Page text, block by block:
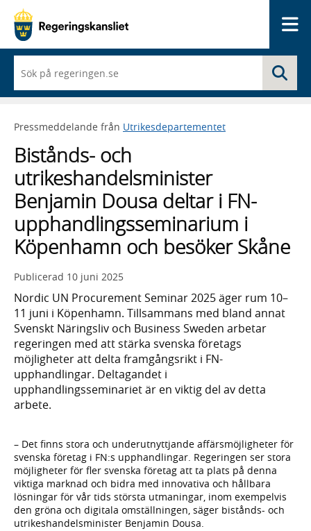
du
börjar
skriva
framträder
lista
med
sökförslag
Pressmeddelande från Utrikesdepartementet
Bistånds- och
utrikeshandelsminister
Benjamin Dousa deltar i FN-
upphandlingsseminarium i
Köpenhamn och besöker Skåne
Publicerad 10 juni 2025
Nordic UN Procurement Seminar 2025 äger rum 10–
11 juni i Köpenhamn. Tillsammans med bland annat
Svenskt Näringsliv och Business Sweden arbetar
regeringen med att stärka svenska företags
möjligheter att delta framgångsrikt i FN-
upphandlingar. Deltagandet i
upphandlingsseminariet är en viktig del av detta
arbete.
– Det finns stora och underutnyttjande affärsmöjligheter för
svenska företag i FN:s upphandlingar. Regeringen ser stora
möjligheter för fler svenska företag att ta plats på denna
viktiga marknad och bidra med innovativa och hållbara
lösningar för vår tids största utmaningar, inom exempelvis
den gröna och digitala omställningen, säger bistånds- och
utrikeshandelsminister Benjamin Dousa.